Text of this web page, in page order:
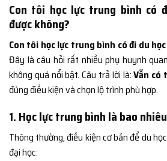
Con tôi học lực trung bình có
được không?
Con tôi học lực trung bình có đi du
Đây là câu hỏi rất nhiều phụ huynh
không quá nổi bật. Câu trả lời là:Vẫn có
đúng điều kiện và chọn lộ trình phù hợp.
1. Học lực trung bình là bao
Thông thường, điều kiện cơ bản để du
đại học: